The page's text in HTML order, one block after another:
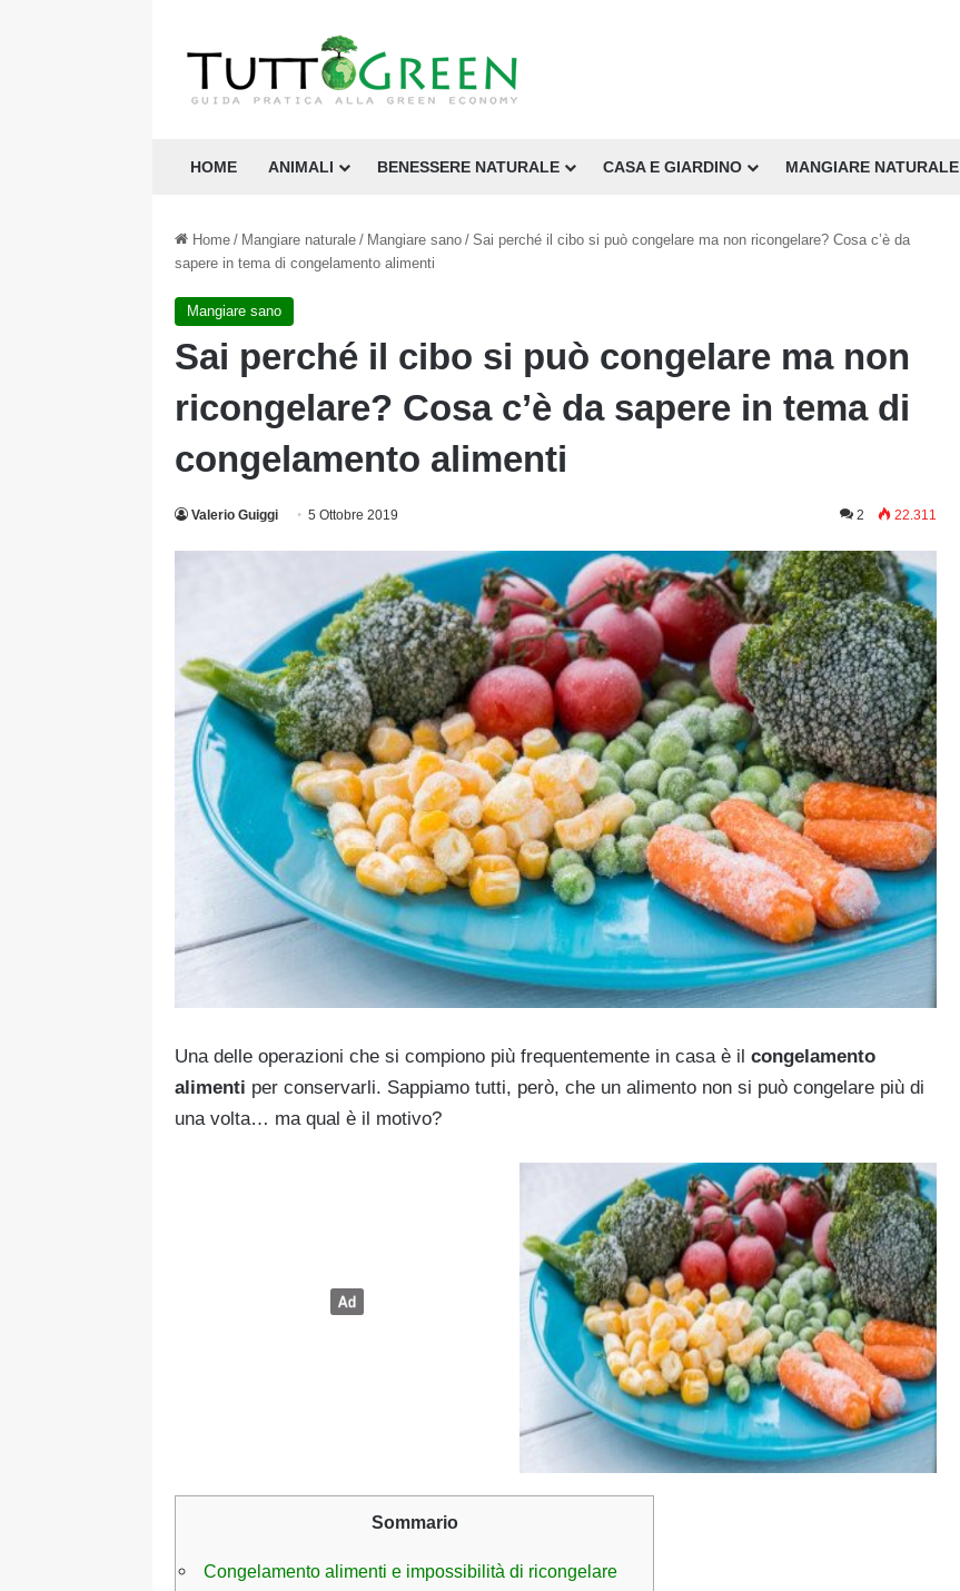
HOME ANIMALI BENESSERE NATURALE CASA E GIARDINO MANGIARE NATURALE
Home / Mangiare naturale / Mangiare sano / Sai perché il cibo si può congelare ma non ricongelare? Cosa c’è da
sapere in tema di congelamento alimenti
Mangiare sano
Sai perché il cibo si può congelare ma non
ricongelare? Cosa c’è da sapere in tema di
congelamento alimenti
Valerio Guiggi 5 Ottobre 2019 2 22.311
Una delle operazioni che si compiono più frequentemente in casa è il congelamento
alimenti per conservarli. Sappiamo tutti, però, che un alimento non si può congelare più di
una volta… ma qual è il motivo?
Sommario
Congelamento alimenti e impossibilità di ricongelare